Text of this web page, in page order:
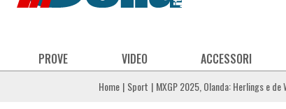
PROVE VIDEO ACCESSORI
Home Sport MXGP 2025, Olanda: Herlings e